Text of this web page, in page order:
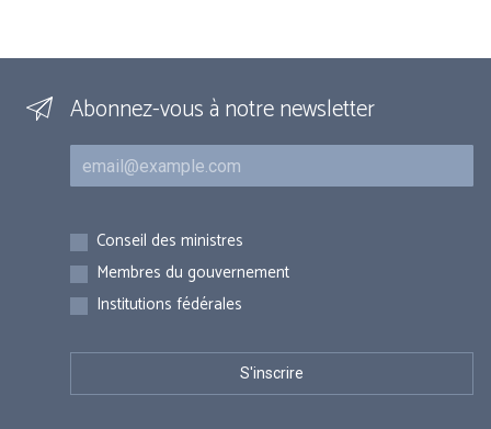
Abonnez-vous à notre newsletter
Courriel
Inscriptions
Conseil des ministres
Membres du gouvernement
Institutions fédérales